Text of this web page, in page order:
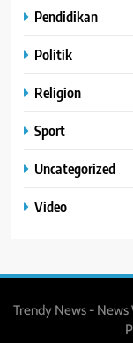
Pendidikan
Politik
Religion
Sport
Uncategorized
Video
Trendy News - News